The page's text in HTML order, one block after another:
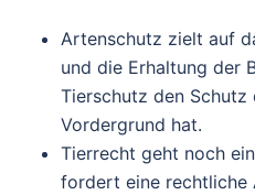
Artenschutz zielt auf
und die Erhaltung der
Tierschutz den Schutz
Vordergrund hat.
Tierrecht geht noch
fordert eine rechtliche